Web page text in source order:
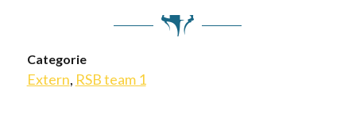
Categorie
Extern, RSB team 1